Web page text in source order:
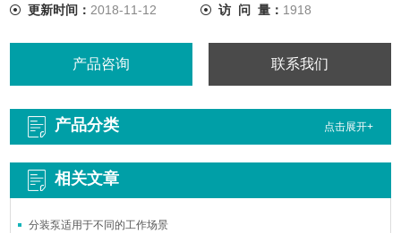
更新时间： 2018-11-12 访 问 量： 1918
产品咨询 联系我们
产品分类 点击展开+
相关文章
分装泵适用于不同的工作场景